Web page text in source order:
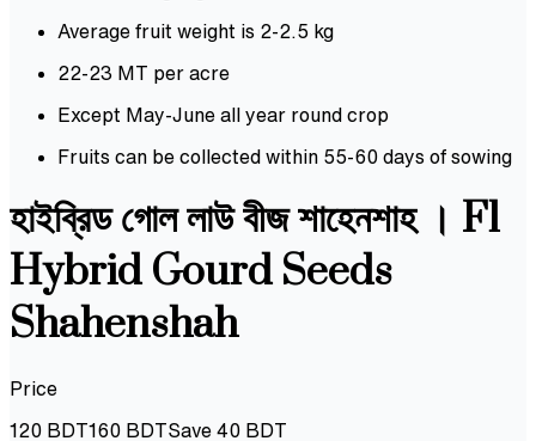
Average fruit weight is 2-2.5 kg
22-23 MT per acre
Except May-June all year round crop
Fruits can be collected within 55-60 days of sowing
হাইব্রিড গোল লাউ বীজ শাহেনশাহ । F1
Hybrid Gourd Seeds
Shahenshah
Price
120 BDT160 BDTSave 40 BDT